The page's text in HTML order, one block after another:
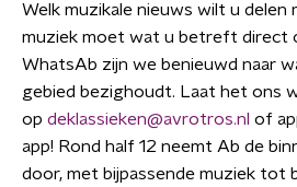
Welk muzikale nieuws wilt u delen
muziek moet wat u betreft direct
WhatsAb zijn we benieuwd naar
gebied bezighoudt. Laat het ons
op deklassieken@avrotros.nl of
app! Rond half 12 neemt Ab de
door, met bijpassende muziek tot